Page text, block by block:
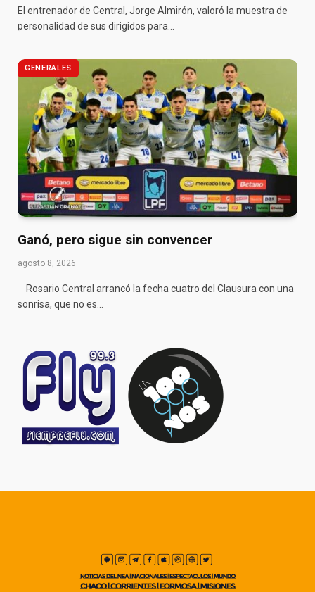
El entrenador de Central, Jorge Almirón, valoró la muestra de
personalidad de sus dirigidos para…
GENERALES
Ganó, pero sigue sin convencer
agosto 8, 2026
Rosario Central arrancó la fecha cuatro del Clausura con una
sonrisa, que no es…